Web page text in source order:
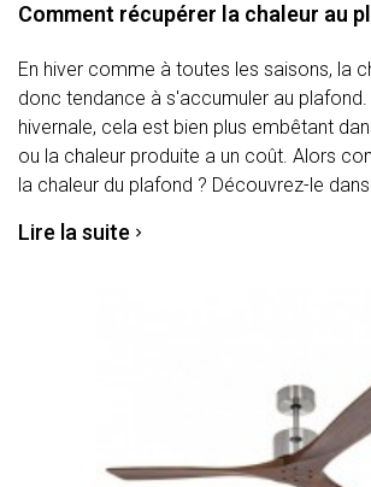
Comment récupérer la chaleur au
En hiver comme à toutes les saisons, la
donc tendance à s'accumuler au
hivernale, cela est bien plus embêtant
ou la chaleur produite a un coût. Alors
la chaleur du plafond ? Découvrez-le
Lire la suite